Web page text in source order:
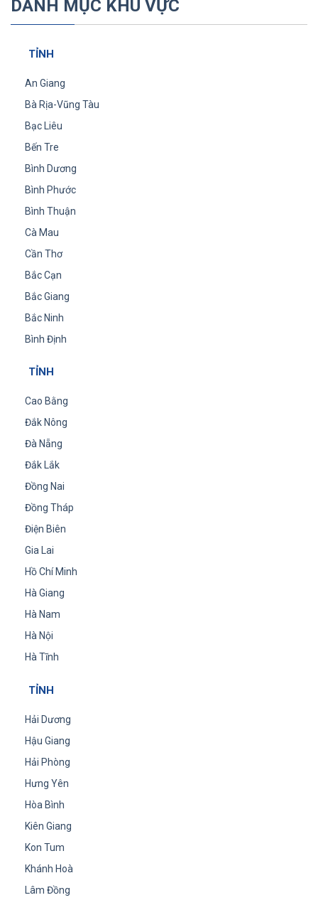
DANH MỤC KHU VỰC
TỈNH
An Giang
Bà Rịa-Vũng Tàu
Bạc Liêu
Bến Tre
Bình Dương
Bình Phước
Bình Thuận
Cà Mau
Cần Thơ
Bắc Cạn
Bắc Giang
Bắc Ninh
Bình Định
TỈNH
Cao Bằng
Đắk Nông
Đà Nẵng
Đắk Lắk
Đồng Nai
Đồng Tháp
Điện Biên
Gia Lai
Hồ Chí Minh
Hà Giang
Hà Nam
Hà Nội
Hà Tĩnh
TỈNH
Hải Dương
Hậu Giang
Hải Phòng
Hưng Yên
Hòa Bình
Kiên Giang
Kon Tum
Khánh Hoà
Lâm Đồng